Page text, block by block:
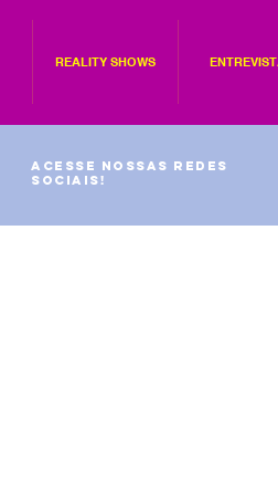
REALITY SHOWS
Acesse nossas redes
sociais!